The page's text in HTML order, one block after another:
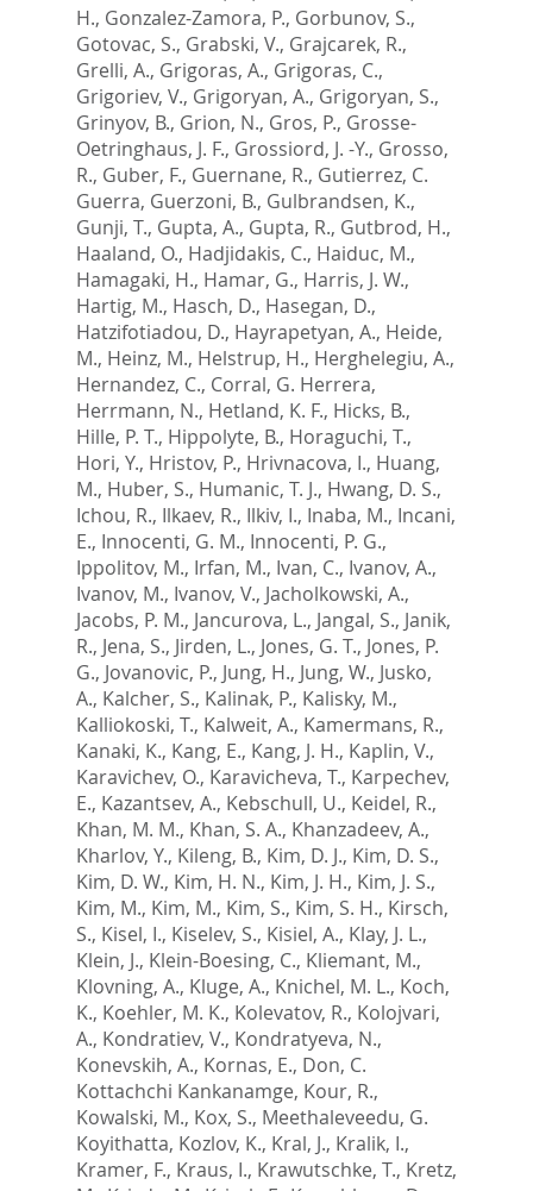
H., Gonzalez-Zamora, P., Gorbunov, S.,
Gotovac, S., Grabski, V., Grajcarek, R.,
Grelli, A., Grigoras, A., Grigoras, C.,
Grigoriev, V., Grigoryan, A., Grigoryan, S.,
Grinyov, B., Grion, N., Gros, P., Grosse-
Oetringhaus, J. F., Grossiord, J. -Y., Grosso,
R., Guber, F., Guernane, R., Gutierrez, C.
Guerra, Guerzoni, B., Gulbrandsen, K.,
Gunji, T., Gupta, A., Gupta, R., Gutbrod, H.,
Haaland, O., Hadjidakis, C., Haiduc, M.,
Hamagaki, H., Hamar, G., Harris, J. W.,
Hartig, M., Hasch, D., Hasegan, D.,
Hatzifotiadou, D., Hayrapetyan, A., Heide,
M., Heinz, M., Helstrup, H., Herghelegiu, A.,
Hernandez, C., Corral, G. Herrera,
Herrmann, N., Hetland, K. F., Hicks, B.,
Hille, P. T., Hippolyte, B., Horaguchi, T.,
Hori, Y., Hristov, P., Hrivnacova, I., Huang,
M., Huber, S., Humanic, T. J., Hwang, D. S.,
Ichou, R., Ilkaev, R., Ilkiv, I., Inaba, M., Incani,
E., Innocenti, G. M., Innocenti, P. G.,
Ippolitov, M., Irfan, M., Ivan, C., Ivanov, A.,
Ivanov, M., Ivanov, V., Jacholkowski, A.,
Jacobs, P. M., Jancurova, L., Jangal, S., Janik,
R., Jena, S., Jirden, L., Jones, G. T., Jones, P.
G., Jovanovic, P., Jung, H., Jung, W., Jusko,
A., Kalcher, S., Kalinak, P., Kalisky, M.,
Kalliokoski, T., Kalweit, A., Kamermans, R.,
Kanaki, K., Kang, E., Kang, J. H., Kaplin, V.,
Karavichev, O., Karavicheva, T., Karpechev,
E., Kazantsev, A., Kebschull, U., Keidel, R.,
Khan, M. M., Khan, S. A., Khanzadeev, A.,
Kharlov, Y., Kileng, B., Kim, D. J., Kim, D. S.,
Kim, D. W., Kim, H. N., Kim, J. H., Kim, J. S.,
Kim, M., Kim, M., Kim, S., Kim, S. H., Kirsch,
S., Kisel, I., Kiselev, S., Kisiel, A., Klay, J. L.,
Klein, J., Klein-Boesing, C., Kliemant, M.,
Klovning, A., Kluge, A., Knichel, M. L., Koch,
K., Koehler, M. K., Kolevatov, R., Kolojvari,
A., Kondratiev, V., Kondratyeva, N.,
Konevskih, A., Kornas, E., Don, C.
Kottachchi Kankanamge, Kour, R.,
Kowalski, M., Kox, S., Meethaleveedu, G.
Koyithatta, Kozlov, K., Kral, J., Kralik, I.,
Kramer, F., Kraus, I., Krawutschke, T., Kretz,